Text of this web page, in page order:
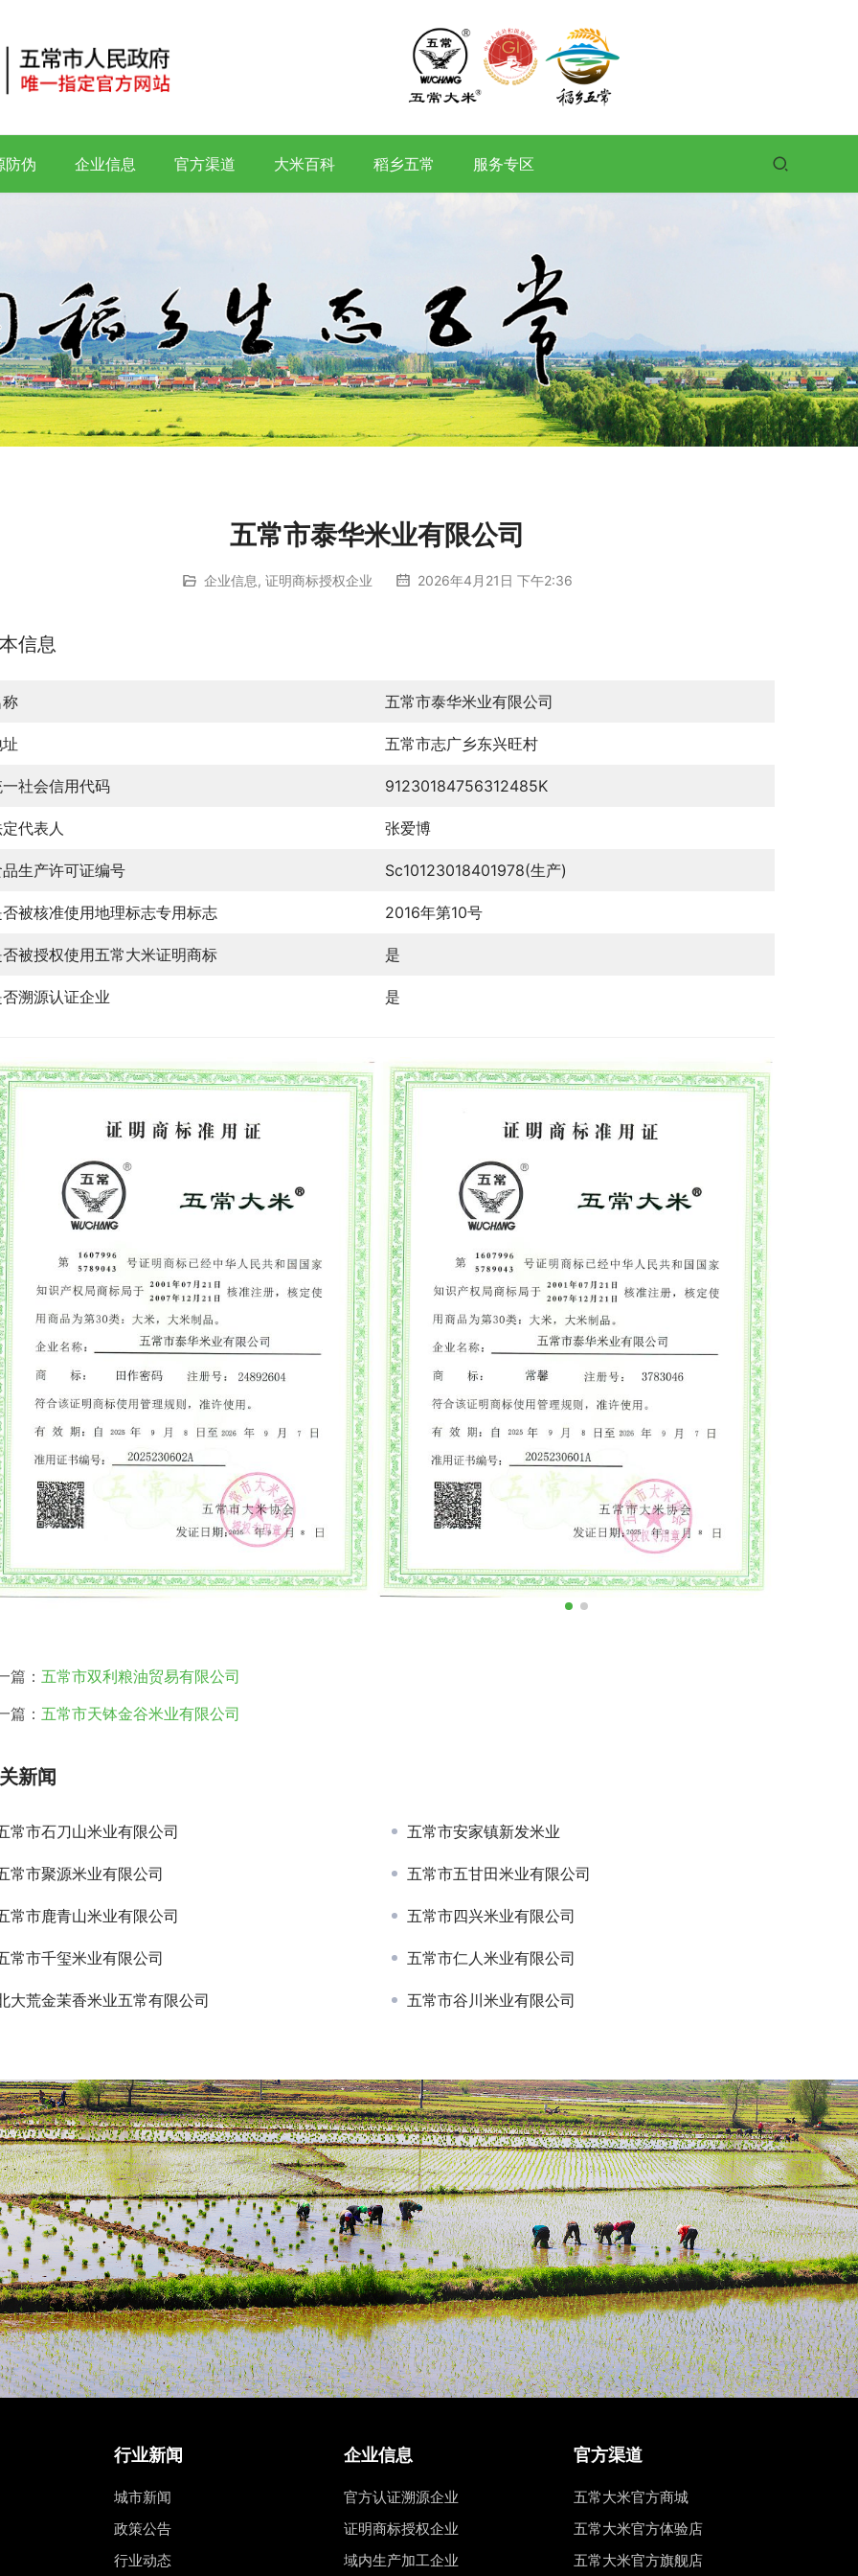
防伪 企业信息 官方渠道 大米百科 稻乡五常 服务专区
五常市泰华米业有限公司
企业信息, 证明商标授权企业 2026年4月21日 下午2:36
信息
五常市泰华米业有限公司
五常市志广乡东兴旺村
社会信用代码 91230184756312485K
代表人 张爱博
生产许可证编号 Sc10123018401978(生产)
被核准使用地理标志专用标志 2016年第10号
被授权使用五常大米证明商标 是
溯源认证企业 是
篇： 五常市双利粮油贸易有限公司
篇： 五常市天钵金谷米业有限公司
新闻
常市石刀山米业有限公司 五常市安家镇新发米业
常市聚源米业有限公司 五常市五甘田米业有限公司
常市鹿青山米业有限公司 五常市四兴米业有限公司
常市千玺米业有限公司 五常市仁人米业有限公司
大荒金茉香米业五常有限公司 五常市谷川米业有限公司
行业新闻
城市新闻
政策公告
行业动态
企业信息
官方认证溯源企业
证明商标授权企业
域内生产加工企业
官方渠道
五常大米官方商城
五常大米官方体验店
五常大米官方旗舰店